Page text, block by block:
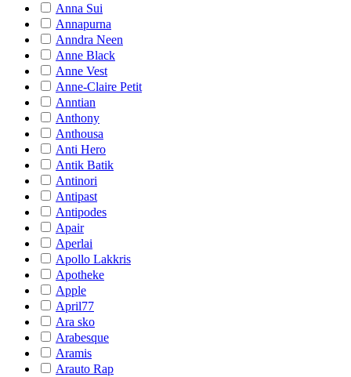
Anna Sui
Annapurna
Anndra Neen
Anne Black
Anne Vest
Anne-Claire Petit
Anntian
Anthony
Anthousa
Anti Hero
Antik Batik
Antinori
Antipast
Antipodes
Apair
Aperlai
Apollo Lakkris
Apotheke
Apple
April77
Ara sko
Arabesque
Aramis
Arauto Rap